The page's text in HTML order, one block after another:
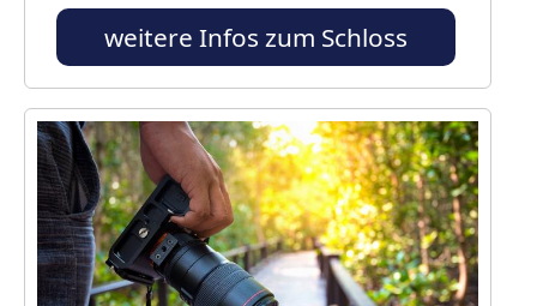
weitere Infos zum Schloss
Bild